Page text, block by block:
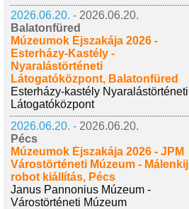
2026.06.20. - 2026.06.20.
Balatonfüred
Múzeumok Éjszakája 2026 -
Esterházy-Kastély -
Nyaralástörténeti
Látogatóközpont, Balatonfüred
Esterházy-kastély Nyaralástörténeti
Látogatóközpont
2026.06.20. - 2026.06.20.
Pécs
Múzeumok Éjszakája 2026 - JPM
Várostörténeti Múzeum - Málenkij
robot kiállítás, Pécs
Janus Pannonius Múzeum -
Várostörténeti Múzeum